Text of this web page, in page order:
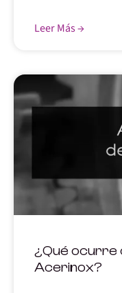
Leer Más →
¿Qué ocurre
Acerinox?